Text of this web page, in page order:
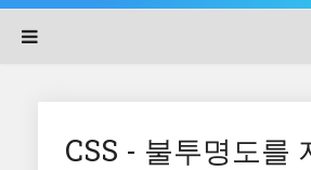
CSS - 불투명도를